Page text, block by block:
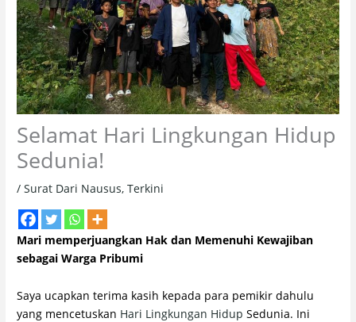
Selamat Hari Lingkungan Hidup
Sedunia!
/Surat Dari Nausus,Terkini
Mari memperjuangkan Hak dan Memenuhi Kewajiban
sebagai Warga Pribumi
Saya ucapkan terima kasih kepada para pemikir dahulu
yang mencetuskan Hari Lingkungan Hidup Sedunia. Ini